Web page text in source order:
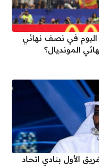
اليوم في نصف نهائي
الأول بنادي اتحاد